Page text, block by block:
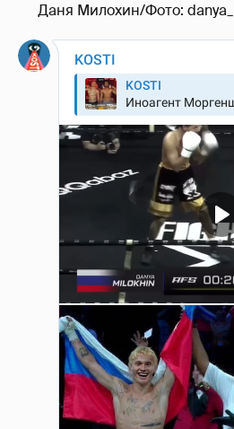
Даня Милохин/Фото: